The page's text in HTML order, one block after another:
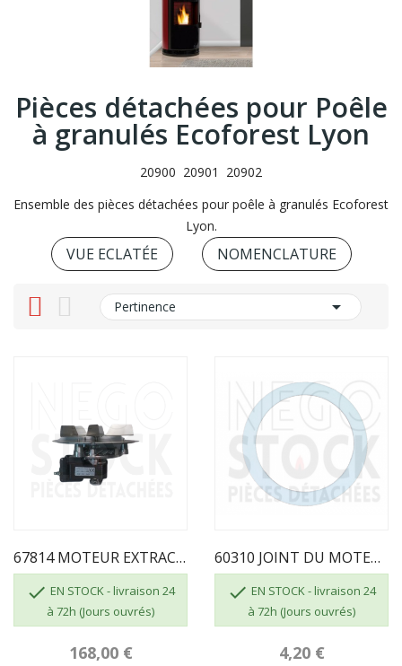
Pièces détachées pour Poêle
à granulés Ecoforest Lyon
20900 20901 20902
Ensemble des pièces détachées pour poêle à granulés Ecoforest
Lyon.
VUE ECLATÉE NOMENCLATURE
Pertinence 
67814 MOTEUR EXTRACTEUR
 EN STOCK - livraison 24
à 72h (Jours ouvrés)
168,00 €
60310 JOINT DU MOTEUR EXTRACTEUR ECOFOREST
 EN STOCK - livraison 24
à 72h (Jours ouvrés)
4,20 €